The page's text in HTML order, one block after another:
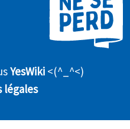
YesWiki <(^_^<)
légales